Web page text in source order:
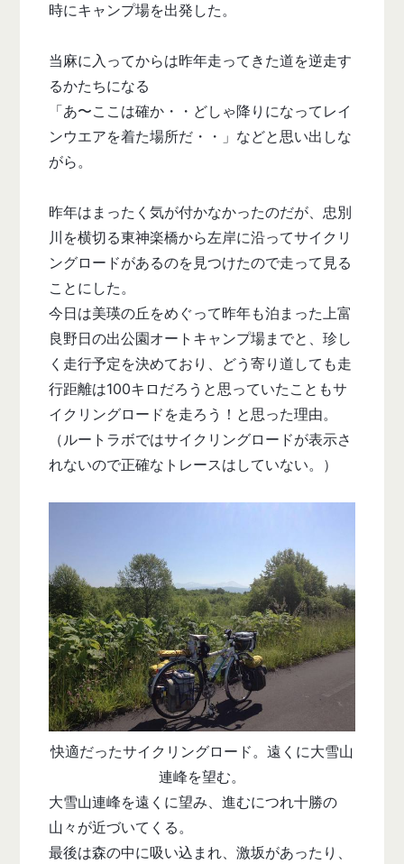
時にキャンプ場を出発した。
当麻に入ってからは昨年走ってきた道を逆走す
るかたちになる
「あ〜ここは確か・・どしゃ降りになってレイ
ンウエアを着た場所だ・・」などと思い出しな
がら。
昨年はまったく気が付かなかったのだが、忠別
川を横切る東神楽橋から左岸に沿ってサイクリ
ングロードがあるのを見つけたので走って見る
ことにした。
今日は美瑛の丘をめぐって昨年も泊まった上富
良野日の出公園オートキャンプ場までと、珍し
く走行予定を決めており、どう寄り道しても走
行距離は100キロだろうと思っていたこともサ
イクリングロードを走ろう！と思った理由。
（ルートラボではサイクリングロードが表示さ
れないので正確なトレースはしていない。）
快適だったサイクリングロード。遠くに大雪山
連峰を望む。
大雪山連峰を遠くに望み、進むにつれ十勝の
山々が近づいてくる。
最後は森の中に吸い込まれ、激坂があったり、